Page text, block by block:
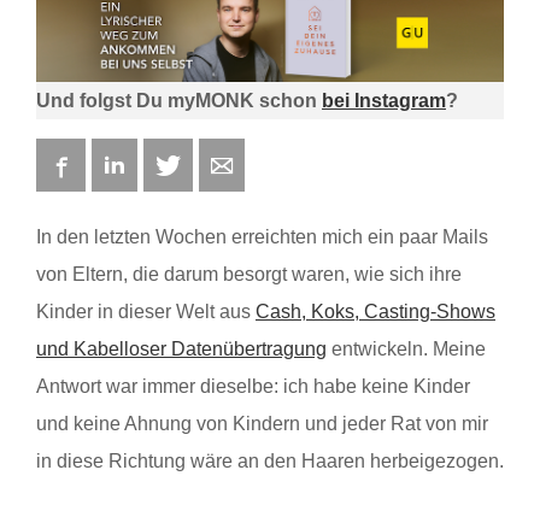
Und folgst Du myMONK schon bei Instagram?
FacebookLinkedIn Twitter
In den letzten Wochen erreichten mich ein paar Mails
von Eltern, die darum besorgt waren, wie sich ihre
Kinder in dieser Welt aus Cash, Koks, Casting-Shows
und Kabelloser Datenübertragung entwickeln. Meine
Antwort war immer dieselbe: ich habe keine Kinder
und keine Ahnung von Kindern und jeder Rat von mir
in diese Richtung wäre an den Haaren herbeigezogen.